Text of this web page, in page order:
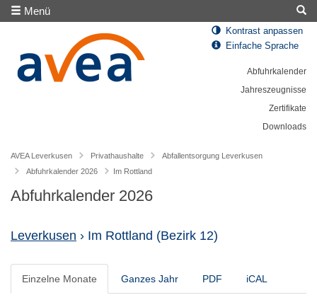
Menü
Kontrast anpassen
Einfache Sprache
Abfuhrkalender
Jahreszeugnisse
Zertifikate
Downloads
AVEA Leverkusen Privathaushalte
Abfallentsorgung Leverkusen
Abfuhrkalender 2026
Im Rottland
Abfuhrkalender 2026
Leverkusen › Im Rottland (Bezirk 12)
Einzelne Monate Ganzes Jahr PDF iCAL